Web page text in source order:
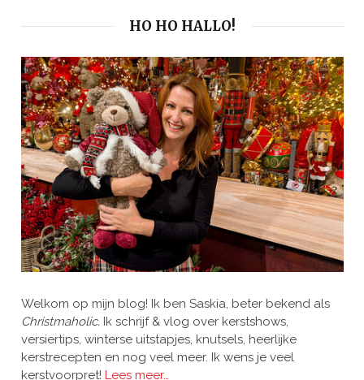
HO HO HALLO!
Welkom op mijn blog! Ik ben Saskia, beter bekend als
Christmaholic. Ik schrijf & vlog over kerstshows,
versiertips, winterse uitstapjes, knutsels, heerlijke
kerstrecepten en nog veel meer. Ik wens je veel
kerstvoorpret! Lees meer…